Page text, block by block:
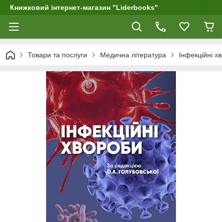
Книжковий інтернет-магазин "Liderbooks"
Товари та послуги Медична література Інфекційні